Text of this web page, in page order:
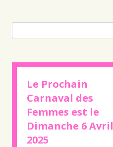
Le Prochain
Carnaval des
Femmes est le
Dimanche 6 Avril
2025